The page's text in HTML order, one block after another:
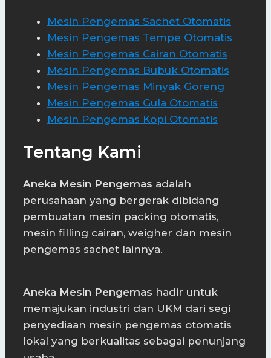
Mesin Pengemas Sachet Otomatis
Mesin Pengemas Tempe Otomatis
Mesin Pengemas Cairan Otomatis
Mesin Pengemas Bubuk Otomatis
Mesin Pengemas Minyak Goreng
Mesin Pengemas Gula Otomatis
Mesin Pengemas Kopi Otomatis
Tentang Kami
Aneka Mesin Pengemas adalah
perusahaan yang bergerak dibidang
pembuatan mesin packing otomatis,
mesin filling cairan, weigher dan mesin
pengemas sachet lainnya.
Aneka Mesin Pengemas hadir untuk
memajukan industri dan UKM dari segi
penyediaan mesin pengemas otomatis
lokal yang berkualitas sebagai penunjang